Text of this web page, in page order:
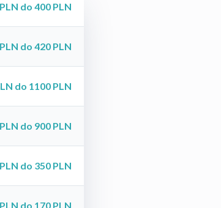
do 400 PLN
do 420 PLN
do 1100 PLN
do 900 PLN
do 350 PLN
do 170 PLN